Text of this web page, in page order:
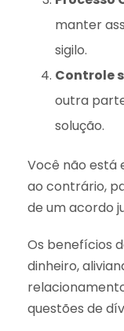
manter
sigilo.
Controle
outra
solução.
Você não está
ao contrário,
de um acordo
Os benefícios
dinheiro,
questões de